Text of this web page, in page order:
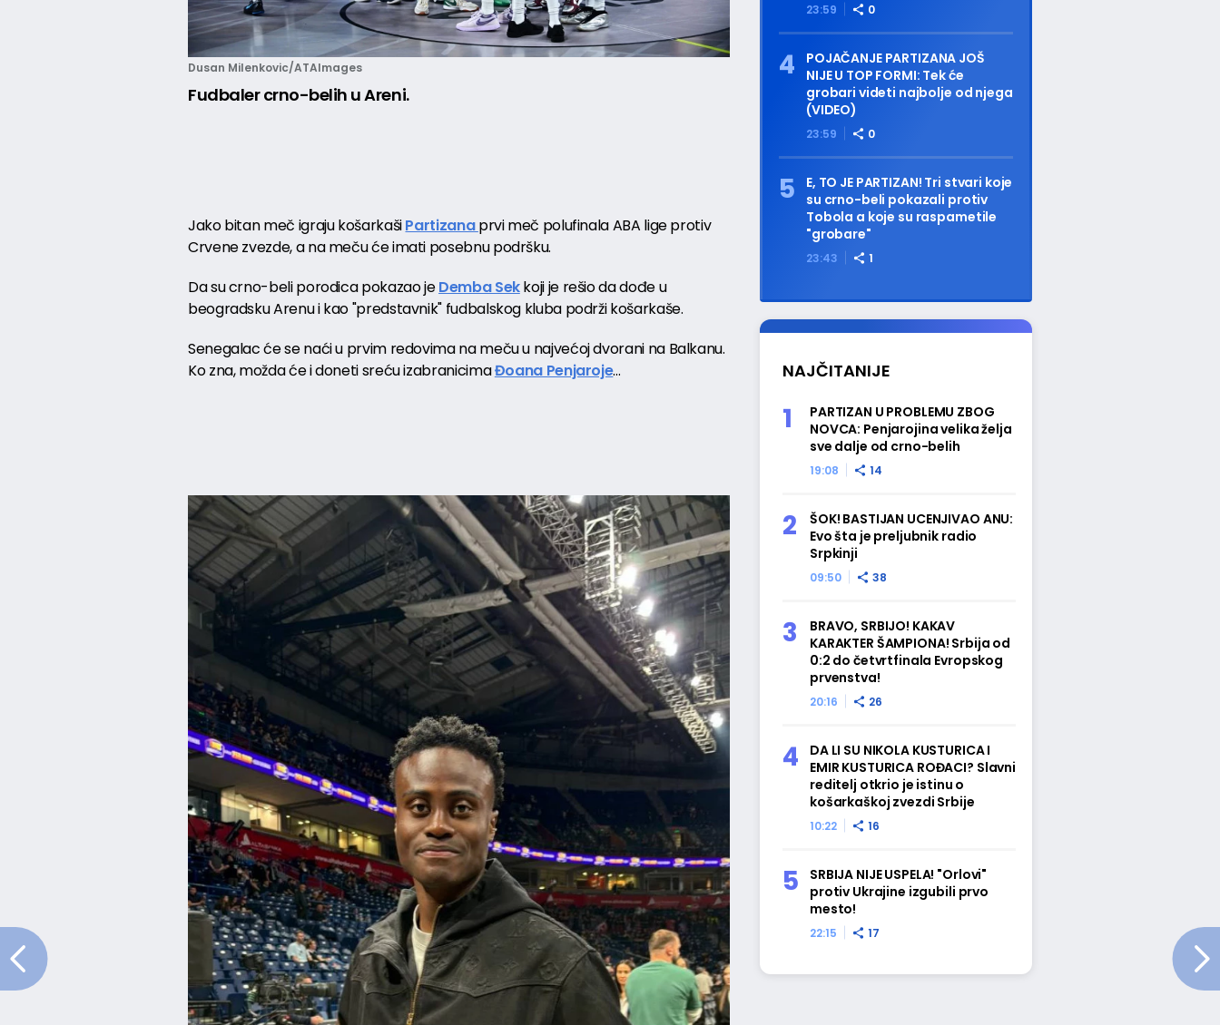
Dusan Milenkovic/ATAImages
Fudbaler crno-belih u Areni.
Jako bitan meč igraju košarkašiPartizanaprvi meč polufinala ABA lige protiv
Crvene zvezde, a na meču će imati posebnu podršku.
Da su crno-beli porodica pokazao jeDemba Sekkoji je rešio da dođe u
beogradsku Arenu i kao "predstavnik" fudbalskog kluba podrži košarkaše.
Senegalac će se naći u prvim redovima na meču u najvećoj dvorani na Balkanu.
Ko zna, možda će i doneti sreću izabranicimaĐoana Penjaroje...
23:59 0
23:59 0
POJAČANJE PARTIZANA JOŠ
NIJE U TOP FORMI: Tek će
grobari videti najbolje od njega
(VIDEO)
23:43 1
E, TO JE PARTIZAN! Tri stvari koje
su crno-beli pokazali protiv
Tobola a koje su raspametile
"grobare"
NAJČITANIJE
19:08 14
PARTIZAN U PROBLEMU ZBOG
NOVCA: Penjarojina velika želja
sve dalje od crno-belih
09:50 38
ŠOK! BASTIJAN UCENJIVAO ANU:
Evo šta je preljubnik radio
Srpkinji
20:16 26
BRAVO, SRBIJO! KAKAV
KARAKTER ŠAMPIONA! Srbija od
0:2 do četvrtfinala Evropskog
prvenstva!
10:22 16
DA LI SU NIKOLA KUSTURICA I
EMIR KUSTURICA ROĐACI? Slavni
reditelj otkrio je istinu o
košarkaškoj zvezdi Srbije
22:15 17
SRBIJA NIJE USPELA! "Orlovi"
protiv Ukrajine izgubili prvo
mesto!